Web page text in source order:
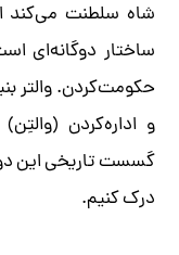
شاه سلطنت می‌کند
ساختار دوگانه‌ای
حکومت‌کردن. والتر
و اداره‌کردن
گسست تاریخی این دو
درک کنیم.